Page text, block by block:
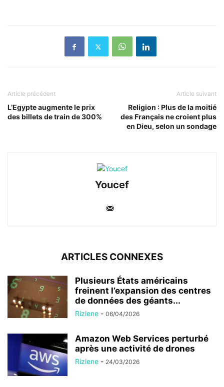
Article précédent
L’Egypte augmente le prix
des billets de train de 300%
Article suivant
Religion : Plus de la moitié
des Français ne croient plus
en Dieu, selon un sondage
Youcef
ARTICLES CONNEXES
Plusieurs États américains
freinent l’expansion des centres
de données des géants...
Rizlene - 06/04/2026
Amazon Web Services perturbé
après une activité de drones
Rizlene - 24/03/2026